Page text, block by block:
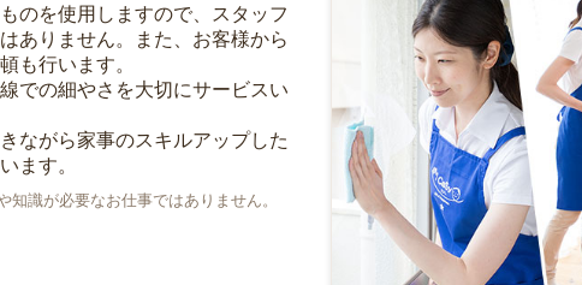
のを使用しますので、スタッフ
ありません。また、お客様から
も行います。
での細やさを大切にサービスい
ながら家事のスキルアップした
ます。
識が必要なお仕事ではありません。